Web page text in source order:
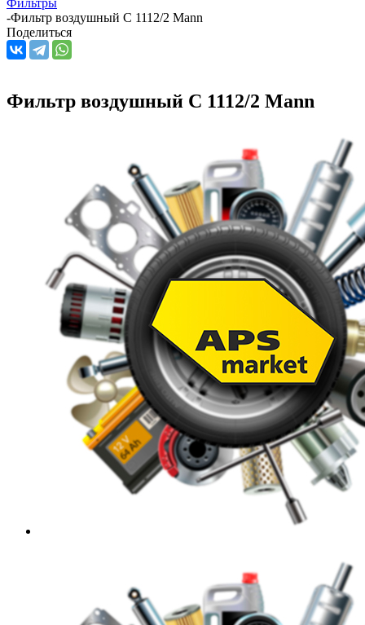
-Фильтр воздушный C 1112/2 Mann
Поделиться
Фильтр воздушный C 1112/2 Mann